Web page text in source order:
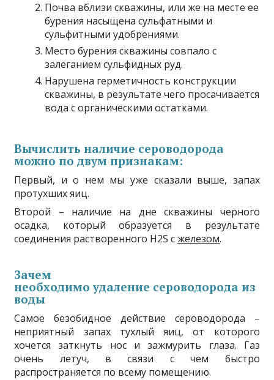
Почва вблизи скважины, или же на месте ее
бурения насыщена сульфатными и
сульфитными удобрениями.
Место бурения скважины совпало с
залеганием сульфидных руд.
Нарушена герметичность конструкции
скважины, в результате чего просачивается
вода с органическими остатками.
Вычислить наличие сероводорода
можно по двум признакам:
Первый, и о нем мы уже сказали выше, запах
протухших яиц.
Второй – наличие на дне скважины черного
осадка, который образуется в результате
соединения растворенного H2S сжелезом.
Зачем
необходимо удаление сероводорода из
воды
Самое безобидное действие сероводорода –
неприятный запах тухлый яиц, от которого
хочется заткнуть нос и зажмурить глаза. Газ
очень летуч, в связи с чем быстро
распространяется по всему помещению.